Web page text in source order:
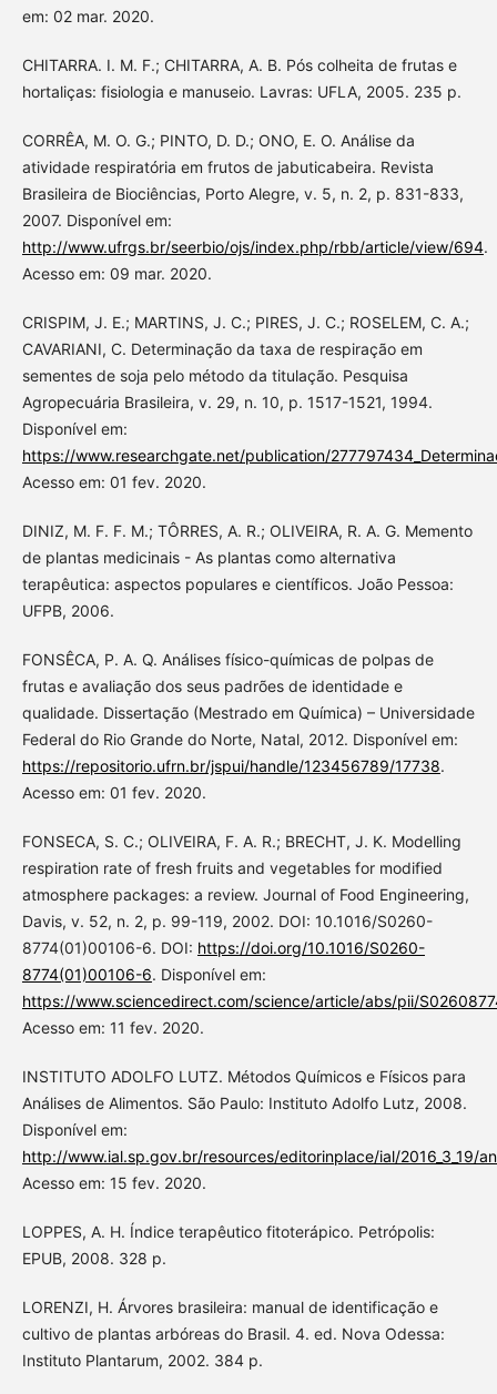
em: 02 mar. 2020.
CHITARRA. I. M. F.; CHITARRA, A. B. Pós colheita de frutas e
hortaliças: fisiologia e manuseio. Lavras: UFLA, 2005. 235 p.
CORRÊA, M. O. G.; PINTO, D. D.; ONO, E. O. Análise da
atividade respiratória em frutos de jabuticabeira. Revista
Brasileira de Biociências, Porto Alegre, v. 5, n. 2, p. 831-833,
2007. Disponível em:
http://www.ufrgs.br/seerbio/ojs/index.php/rbb/article/view/694.
Acesso em: 09 mar. 2020.
CRISPIM, J. E.; MARTINS, J. C.; PIRES, J. C.; ROSELEM, C. A.;
CAVARIANI, C. Determinação da taxa de respiração em
sementes de soja pelo método da titulação. Pesquisa
Agropecuária Brasileira, v. 29, n. 10, p. 1517-1521, 1994.
Disponível em:
https://www.researchgate.net/publication/
Acesso em: 01 fev. 2020.
DINIZ, M. F. F. M.; TÔRRES, A. R.; OLIVEIRA, R. A. G. Memento
de plantas medicinais - As plantas como alternativa
terapêutica: aspectos populares e científicos. João Pessoa:
UFPB, 2006.
FONSÊCA, P. A. Q. Análises físico-químicas de polpas de
frutas e avaliação dos seus padrões de identidade e
qualidade. Dissertação (Mestrado em Química) – Universidade
Federal do Rio Grande do Norte, Natal, 2012. Disponível em:
https://repositorio.ufrn.br/jspui/handle/123456789/17738.
Acesso em: 01 fev. 2020.
FONSECA, S. C.; OLIVEIRA, F. A. R.; BRECHT, J. K. Modelling
respiration rate of fresh fruits and vegetables for modified
atmosphere packages: a review. Journal of Food Engineering,
Davis, v. 52, n. 2, p. 99-119, 2002. DOI: 10.1016/S0260-
8774(01)00106-6. DOI: https://doi.org/10.1016/S0260-
8774(01)00106-6. Disponível em:
https://www.sciencedirect.com/science/article/abs/pii/
Acesso em: 11 fev. 2020.
INSTITUTO ADOLFO LUTZ. Métodos Químicos e Físicos para
Análises de Alimentos. São Paulo: Instituto Adolfo Lutz, 2008.
Disponível em:
http://www.ial.sp.gov.br/resources/editorinplace/ial/2016_3_19/
Acesso em: 15 fev. 2020.
LOPPES, A. H. Índice terapêutico fitoterápico. Petrópolis:
EPUB, 2008. 328 p.
LORENZI, H. Árvores brasileira: manual de identificação e
cultivo de plantas arbóreas do Brasil. 4. ed. Nova Odessa:
Instituto Plantarum, 2002. 384 p.